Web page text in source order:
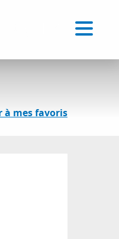
favoris
à mes favoris